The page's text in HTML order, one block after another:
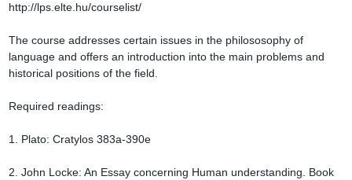
http://lps.elte.hu/courselist/
The course addresses certain issues in the philososophy of
language and offers an introduction into the main problems and
historical positions of the field.
Required readings:
1. Plato: Cratylos 383a-390e
2. John Locke: An Essay concerning Human understanding. Book